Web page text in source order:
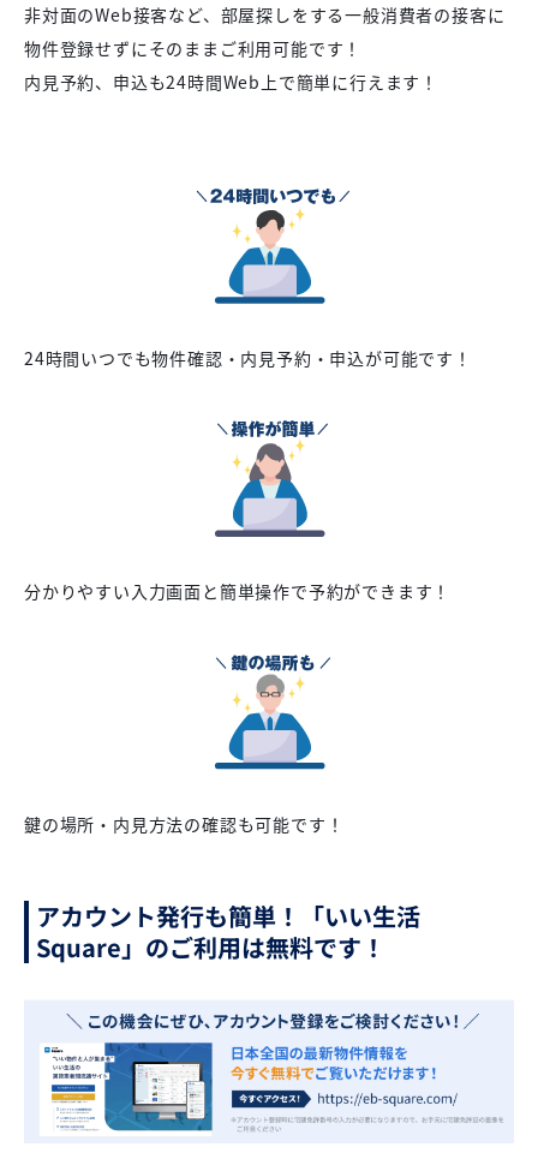
非対面のWeb接客など、部屋探しをする一般消費者の接客に
物件登録せずにそのままご利用可能です！
内見予約、申込も24時間Web上で簡単に行えます！
24時間いつでも物件確認・内見予約・申込が可能です！
分かりやすい入力画面と簡単操作で予約ができます！
鍵の場所・内見方法の確認も可能です！
アカウント発行も簡単！「いい生活
Square」のご利用は無料です！